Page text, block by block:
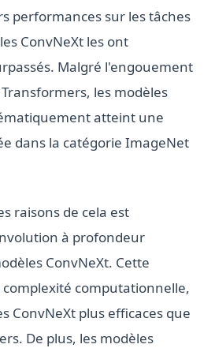
performances sur les tâches
ConvNeXt les ont
Malgré l'engouement
les modèles
atteint une
dans la catégorie ImageNet
raisons de cela est
à profondeur
ConvNeXt. Cette
computationnelle,
ConvNeXt plus efficaces que
De plus, les modèles